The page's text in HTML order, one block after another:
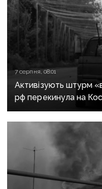
7 серпня, 08:01
Активізують штурм
рф перекинула на
підрозділи й
авіабомбами